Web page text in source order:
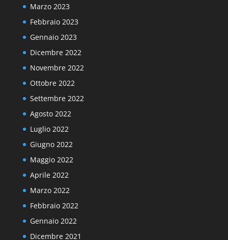
Marzo 2023
Febbraio 2023
Gennaio 2023
Dicembre 2022
Novembre 2022
Ottobre 2022
Settembre 2022
Agosto 2022
Luglio 2022
Giugno 2022
Maggio 2022
Aprile 2022
Marzo 2022
Febbraio 2022
Gennaio 2022
Dicembre 2021